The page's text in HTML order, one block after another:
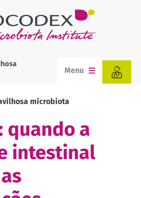
Menu
microbiota
quando a
intestinal